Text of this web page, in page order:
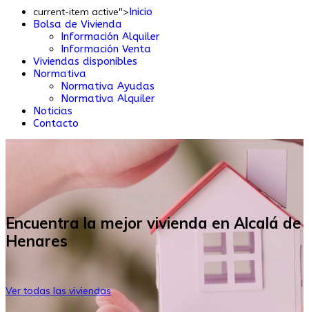
current-item active">Inicio
Bolsa de Vivienda
Información Alquiler
Información Venta
Viviendas disponibles
Normativa
Normativa Ayudas
Normativa Alquiler
Noticias
Contacto
Encuentrala mejor vivienda en Alcalá de
Henares
Ver todas las viviendas